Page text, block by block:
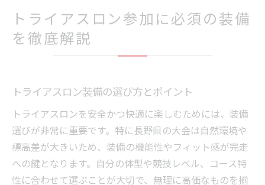
トライアスロン参加に必須の装備
を徹底解説
トライアスロン装備の選び方とポイント
トライアスロンを安全かつ快適に楽しむためには、装備
選びが非常に重要です。特に長野県の大会は自然環境や
標高差が大きいため、装備の機能性やフィット感が完走
への鍵となります。自分の体型や競技レベル、コース特
性に合わせて選ぶことが大切で、無理に高価なものを揃